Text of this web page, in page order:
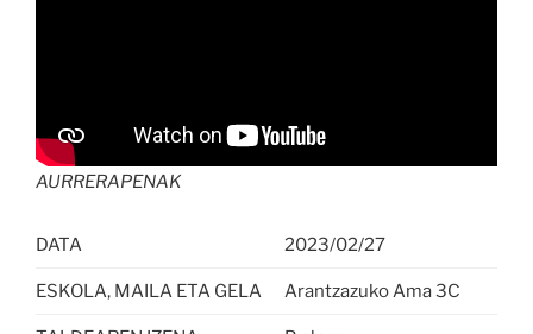
AURRERAPENAK
DATA 2023/02/27
ESKOLA, MAILA ETA GELA Arantzazuko Ama 3C